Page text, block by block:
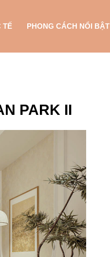
TẾ PHONG CÁCH NỔI BẬT
PARK II